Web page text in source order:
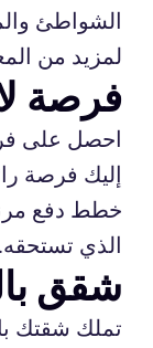
الشواطئ
لمزيد من
فرصة
احصل على
إليك فرصة
خطط دفع
الذي
شقق
تملك شقتك